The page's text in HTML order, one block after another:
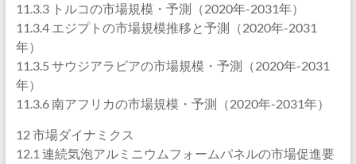
11.3.3 トルコの市場規模・予測（2020年-2031年）
11.3.4 エジプトの市場規模推移と予測（2020年-2031
年）
11.3.5 サウジアラビアの市場規模・予測（2020年-2031
年）
11.3.6 南アフリカの市場規模・予測（2020年-2031年）
12 市場ダイナミクス
12.1 連続気泡アルミニウムフォームパネルの市場促進要